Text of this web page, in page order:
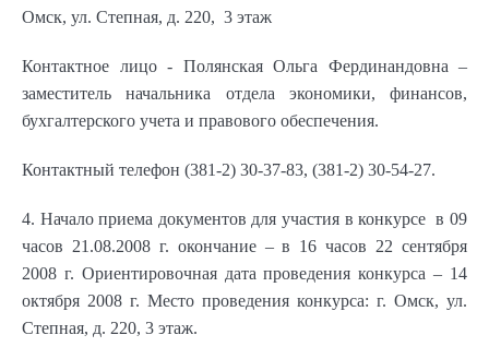
Омск, ул. Степная, д. 220, 3 этаж
Контактное лицо - Полянская Ольга Фердинандовна –
заместитель начальника отдела экономики, финансов,
бухгалтерского учета и правового обеспечения.
Контактный телефон (381-2) 30-37-83, (381-2) 30-54-27.
4. Начало приема документов для участия в конкурсе в 09
часов 21.08.2008 г. окончание – в 16 часов 22 сентября
2008 г. Ориентировочная дата проведения конкурса – 14
октября 2008 г. Место проведения конкурса: г. Омск, ул.
Степная, д. 220, 3 этаж.